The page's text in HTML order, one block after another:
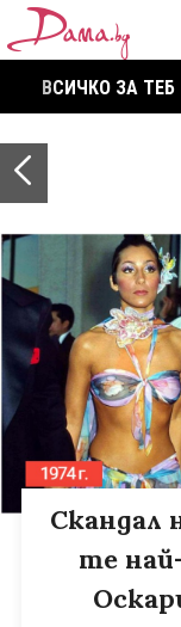
ВСИЧКО ЗА ТЕБ
Скандал
те